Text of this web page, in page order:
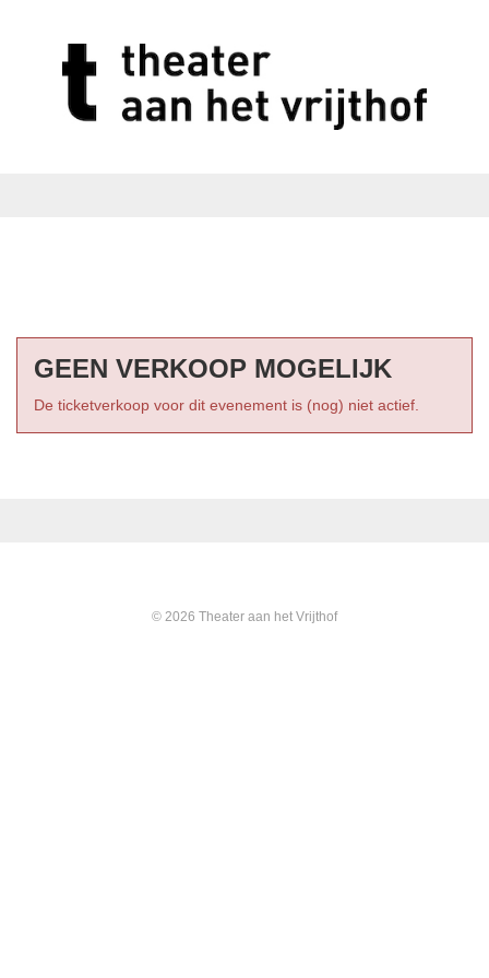
GEEN VERKOOP MOGELIJK
De ticketverkoop voor dit evenement is (nog) niet actief.
© 2026 Theater aan het Vrijthof